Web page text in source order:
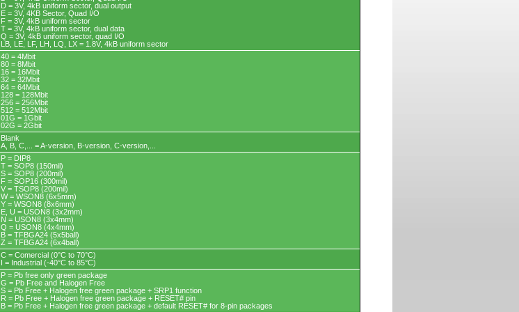
D = 3V, 4kB uniform sector, dual output
E = 3V, 4KB Sector, Quad I/O
F = 3V, 4kB uniform sector
T = 3V, 4kB uniform sector, dual data
Q = 3V, 4kB uniform sector, quad I/O
LB, LE, LF, LH, LQ, LX = 1.8V, 4kB uniform sector
40 = 4Mbit
80 = 8Mbit
16 = 16Mbit
32 = 32Mbit
64 = 64Mbit
128 = 128Mbit
256 = 256Mbit
512 = 512Mbit
01G = 1Gbit
02G = 2Gbit
Blank
A, B, C,... = A-version, B-version, C-version,...
P = DIP8
T = SOP8 (150mil)
S = SOP8 (200mil)
F = SOP16 (300mil)
V = TSOP8 (200mil)
W = WSON8 (6x5mm)
Y = WSON8 (8x6mm)
E, U = USON8 (3x2mm)
N = USON8 (3x4mm)
Q = USON8 (4x4mm)
B = TFBGA24 (5x5ball)
Z = TFBGA24 (6x4ball)
C = Comercial (0°C to 70°C)
I = Industrial (-40°C to 85°C)
P = Pb free only green package
G = Pb Free and Halogen Free
S = Pb Free + Halogen free green package + SRP1 function
R = Pb Free + Halogen free green package + RESET# pin
B = Pb Free + Halogen free green package + default RESET# for 8-pin packages